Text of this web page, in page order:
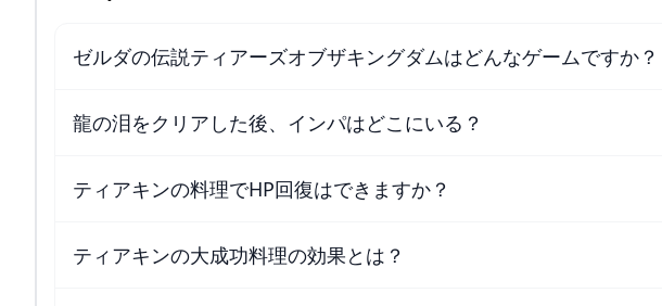
ゼルダの伝説ティアーズオブザキングダムはどんなゲームですか？
龍の泪をクリアした後、インパはどこにいる？
ティアキンの料理でHP回復はできますか？
ティアキンの大成功料理の効果とは？